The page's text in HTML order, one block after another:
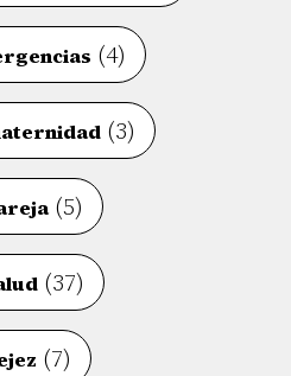
(4)
(3)
(5)
(37)
(7)